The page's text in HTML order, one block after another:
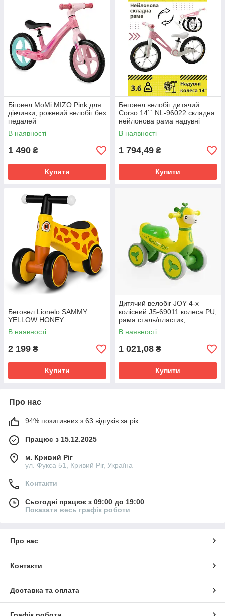
Біговел MoMi MIZO Pink для
дівчинки, рожевий велобіг без
педалей
В наявності
1 490 ₴
Купити
Беговел велобіг дитячий
Corso 14`` NL-96022 складна
нейлонова рама надувні
колеса 14’’
В наявності
1 794,49 ₴
Купити
Беговел Lionelo SAMMY
YELLOW HONEY
В наявності
2 199 ₴
Купити
Дитячий велобіг JOY 4-х
колісний JS-69011 колеса PU,
рама сталь/пластик,
українське озвучування та
підсвічування
В наявності
1 021,08 ₴
Купити
Про нас
94% позитивних з 63 відгуків за рік
Працює з 15.12.2025
м. Кривий Ріг
ул. Фукса 51, Кривий Ріг, Україна
Контакти
Сьогодні працює з 09:00 до 19:00
Показати весь графік роботи
Про нас
Контакти
Доставка та оплата